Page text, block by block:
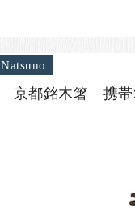
Natsuno
京都銘木箸 携帯